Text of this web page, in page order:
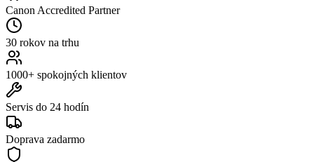
Canon Accredited Partner
30 rokov na trhu
1000+ spokojných klientov
Servis do 24 hodín
Doprava zadarmo